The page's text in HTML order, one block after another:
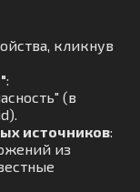
кликнув
:
(в
источников:
из